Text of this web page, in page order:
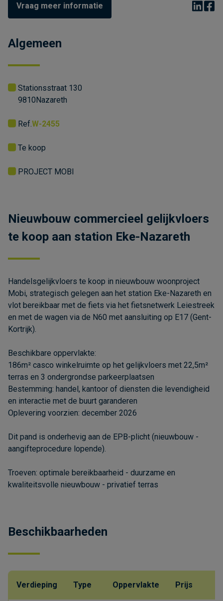
Vraag meer informatie
Algemeen
Nazareth
9810
Stationsstraat 130
Ref. W-2455
Te koop
PROJECT MOBI
Nieuwbouw commercieel gelijkvloers
te koop aan station Eke-Nazareth
Handelsgelijkvloers te koop in nieuwbouw woonproject
Mobi, strategisch gelegen aan het station Eke-Nazareth en
vlot bereikbaar met de fiets via het fietsnetwerk Leiestreek
en met de wagen via de N60 met aansluiting op E17 (Gent-
Kortrijk).
Beschikbare oppervlakte:
186m² casco winkelruimte op het gelijkvloers met 22,5m²
terras en 3 ondergrondse parkeerplaatsen
Bestemming: handel, kantoor of diensten die levendigheid
en interactie met de buurt garanderen
Oplevering voorzien: december 2026
Dit pand is onderhevig aan de EPB-plicht (nieuwbouw -
aangifteprocedure lopende).
Troeven: optimale bereikbaarheid - duurzame en
kwaliteitsvolle nieuwbouw - privatief terras
Beschikbaarheden
Verdieping Type Oppervlakte Prijs